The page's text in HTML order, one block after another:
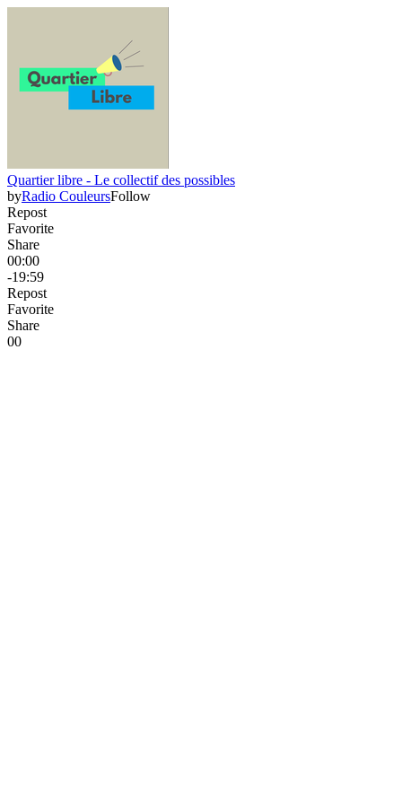
Quartier libre - Le collectif des possibles
byRadio CouleursFollow
Repost
Favorite
Share
00:00
-19:59
Repost
Favorite
Share
00